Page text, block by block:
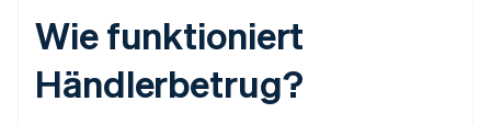
Wie funktioniert
Händlerbetrug?